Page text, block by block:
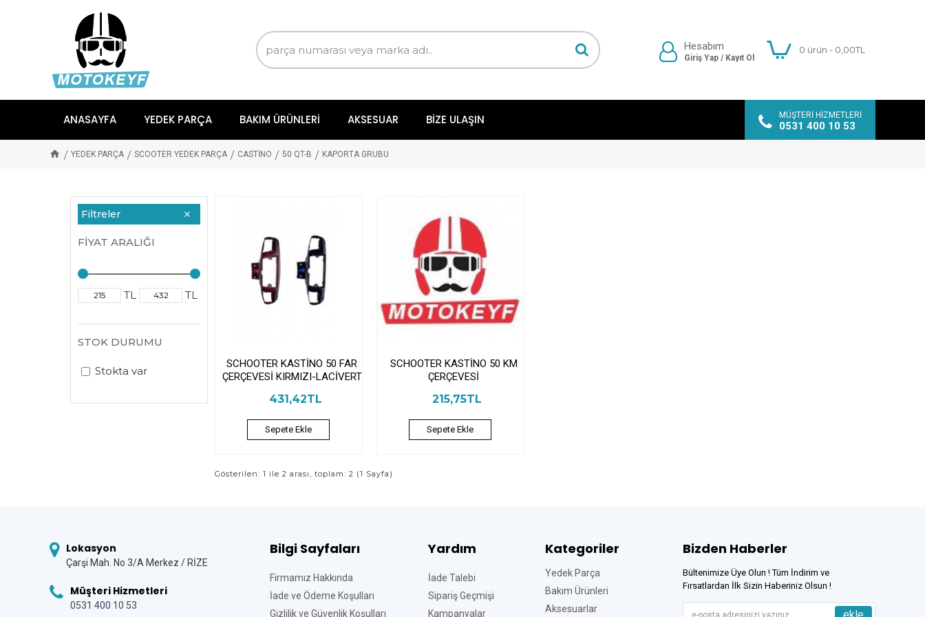
Hesabım
Giriş Yap / Kayıt Ol
0 ürün - 0,00TL
ANASAYFA YEDEK PARÇA BAKIM ÜRÜNLERI AKSESUAR BIZE ULAŞIN MÜŞTERI HIZMETLERI
0531 400 10 53
YEDEK PARÇA SCOOTER YEDEK PARÇA CASTİNO 50 QT-B KAPORTA GRUBU
Filtreler
FIYAT ARALIĞI
TL TL
STOK DURUMU
Stokta var
SCHOOTER KASTİNO 50 FAR
ÇERÇEVESİ KIRMIZI-LACİVERT
431,42TL
Sepete Ekle
SCHOOTER KASTİNO 50 KM
ÇERÇEVESİ
215,75TL
Sepete Ekle
Gösterilen: 1 ile 2 arası, toplam: 2 (1 Sayfa)
Lokasyon
Çarşi Mah. No 3/A Merkez / RİZE
Müşteri Hizmetleri
0531 400 10 53
Bilgi Sayfaları
Firmamız Hakkında
İade ve Ödeme Koşulları
Gizlilik ve Güvenlik Koşulları
Yardım
İade Talebi
Sipariş Geçmişi
Kampanyalar
Kategoriler
Yedek Parça
Bakım Ürünleri
Aksesuarlar
Bizden Haberler
Bültenimize Üye Olun ! Tüm İndirim ve
Fırsatlardan İlk Sizin Haberiniz Olsun !
ekle